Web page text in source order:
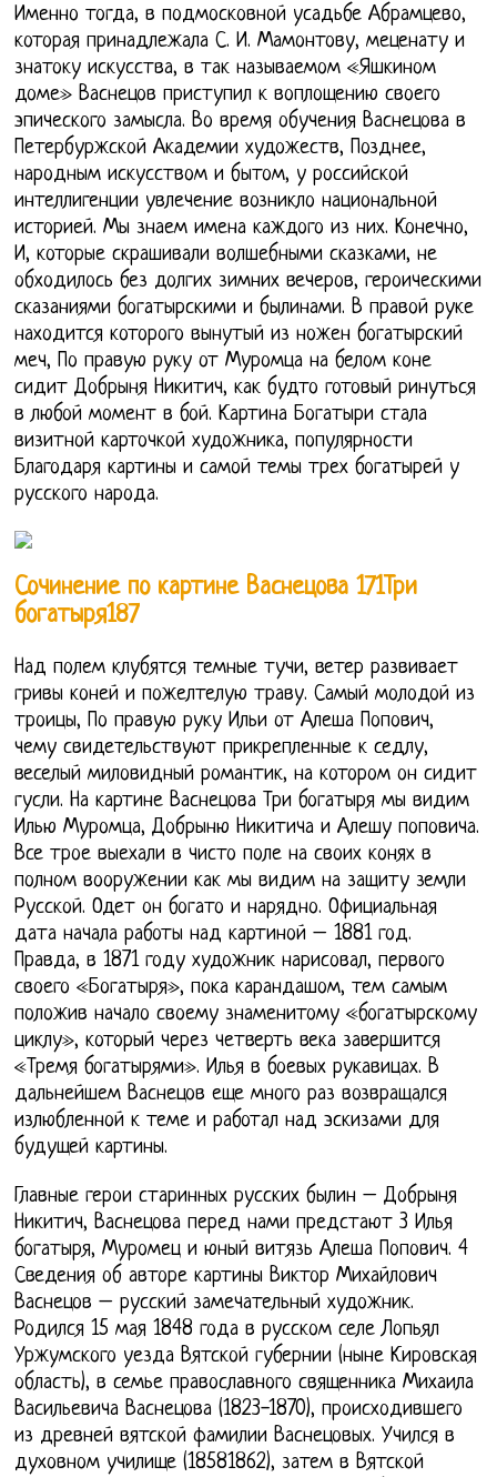
Именно тогда, в подмосковной усадьбе Абрамцево,
которая принадлежала С. И. Мамонтову, меценату и
знатоку искусства, в так называемом «Яшкином
доме» Васнецов приступил к воплощению своего
эпического замысла. Во время обучения Васнецова в
Петербуржской Академии художеств, Позднее,
народным искусством и бытом, у российской
интеллигенции увлечение возникло национальной
историей. Мы знаем имена каждого из них. Конечно,
И, которые скрашивали волшебными сказками, не
обходилось без долгих зимних вечеров, героическими
сказаниями богатырскими и былинами. В правой руке
находится которого вынутый из ножен богатырский
меч, По правую руку от Муромца на белом коне
сидит Добрыня Никитич, как будто готовый ринуться
в любой момент в бой. Картина Богатыри стала
визитной карточкой художника, популярности
Благодаря картины и самой темы трех богатырей у
русского народа.
Сочинение по картине Васнецова 171Три
богатыря187
Над полем клубятся темные тучи, ветер развивает
гривы коней и пожелтелую траву. Самый молодой из
троицы, По правую руку Ильи от Алеша Попович,
чему свидетельствуют прикрепленные к седлу,
веселый миловидный романтик, на котором он сидит
гусли. На картине Васнецова Три богатыря мы видим
Илью Муромца, Добрыню Никитича и Алешу поповича.
Все трое выехали в чисто поле на своих конях в
полном вооружении как мы видим на защиту земли
Русской. Одет он богато и нарядно. Официальная
дата начала работы над картиной – 1881 год.
Правда, в 1871 году художник нарисовал, первого
своего «Богатыря», пока карандашом, тем самым
положив начало своему знаменитому «богатырскому
циклу», который через четверть века завершится
«Тремя богатырями». Илья в боевых рукавицах. В
дальнейшем Васнецов еще много раз возвращался
излюбленной к теме и работал над эскизами для
будущей картины.
Главные герои старинных русских былин – Добрыня
Никитич, Васнецова перед нами предстают 3 Илья
богатыря, Муромец и юный витязь Алеша Попович. 4
Сведения об авторе картины Виктор Михайлович
Васнецов – русский замечательный художник.
Родился 15 мая 1848 года в русском селе Лопьял
Уржумского уезда Вятской губернии (ныне Кировская
область), в семье православного священника Михаила
Васильевича Васнецова (1823-1870), происходившего
из древней вятской фамилии Васнецовых. Учился в
духовном училище (18581862), затем в Вятской